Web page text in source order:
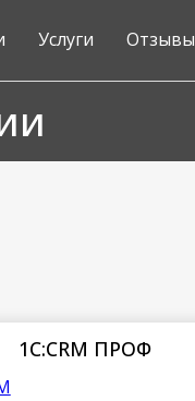
Услуги Отзывы
1С:CRM ПРОФ